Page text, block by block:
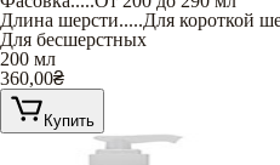
Длина шерсти.....Для короткой
Для бесшерстных
200 мл
360,00₴
Купить